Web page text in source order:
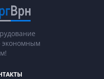
экономным